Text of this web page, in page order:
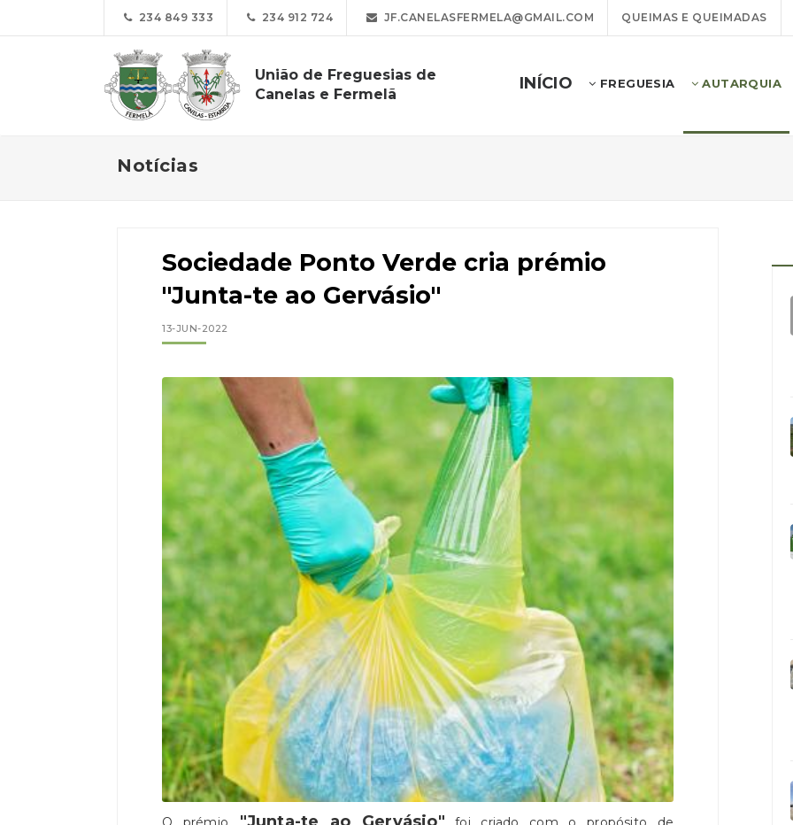
234 849 333 234 912 724 JF.CANELASFERMELA@GMAIL.COM QUEIMAS E QUEIMADAS
União de Freguesias de
Canelas e Fermelã
INÍCIO FREGUESIA AUTARQUIA
Notícias
Sociedade Ponto Verde cria prémio
"Junta-te ao Gervásio"
13-JUN-2022